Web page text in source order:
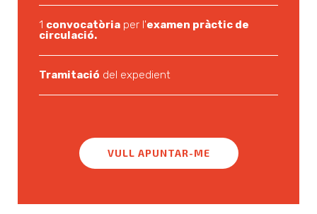
1 convocatòria per l'examen pràctic de
circulació.
Tramitació del expedient
VULL APUNTAR-ME